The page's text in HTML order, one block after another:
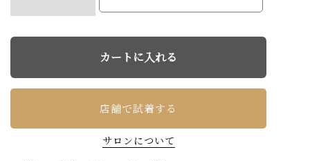
店舗で試着する
サロンについて